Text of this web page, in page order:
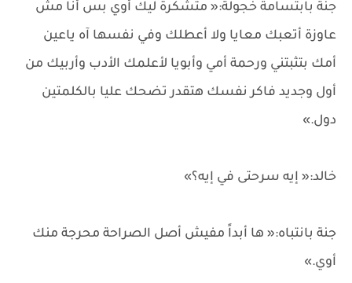
جنة بابتسامة خجولة:« متشكرة ليك أوي بس أنا مش
عاوزة أتعبك معايا ولا أعطلك وفي نفسها آه ياعين
أمك بتثبتني ورحمة أمي وأبويا لأعلمك الأدب وأربيك من
أول وجديد فاكر نفسك هتقدر تضحك عليا بالكلمتين
دول.»
خالد:« إيه سرحتى في إيه؟»
جنة بانتباه:« ها أبداً مفيش أصل الصراحة محرجة منك
أوي.»